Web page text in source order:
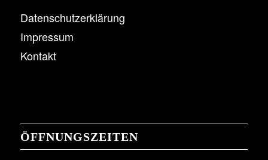
Datenschutzerklärung
Impressum
Kontakt
ÖFFNUNGSZEITEN